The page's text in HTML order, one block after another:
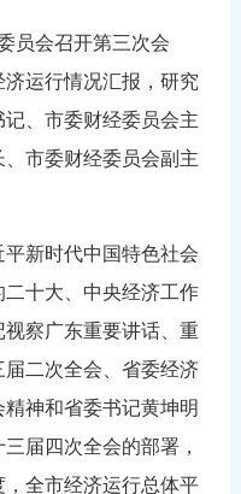
会召开第三次会
运行情况汇报，研究
、市委财经委员会主
市委财经委员会副主
新时代中国特色社会
十大、中央经济工作
察广东重要讲话、重
二次全会、省委经济
神和省委书记黄坤明
届四次全会的部署，
全市经济运行总体平